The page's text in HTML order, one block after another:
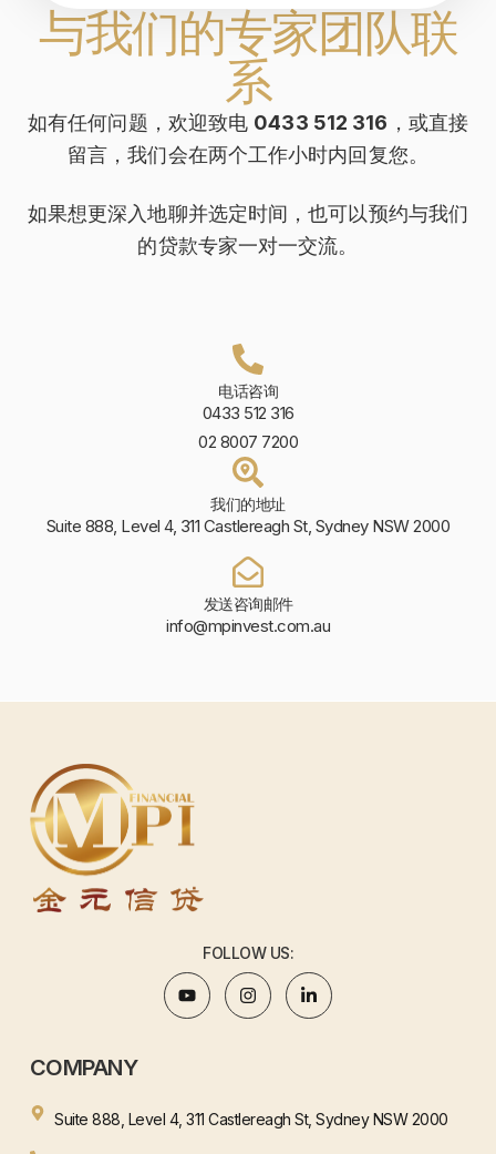
与我们的专家团队联
系
如有任何问题，欢迎致电 0433 512 316 ，或直接
留言，我们会在两个工作小时内回复您。
如果想更深入地聊并选定时间，也可以预约与我们
的贷款专家一对一交流。
电话咨询
0433 512 316
02 8007 7200
我们的地址
Suite 888, Level 4, 311 Castlereagh St, Sydney NSW 2000
发送咨询邮件
info@mpinvest.com.au
FOLLOW US:
COMPANY
Suite 888, Level 4, 311 Castlereagh St, Sydney NSW 2000